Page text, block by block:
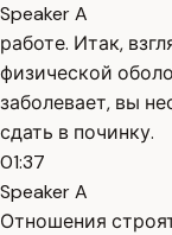
Speaker A
работе. Итак,
физической
заболевает, вы
сдать в починку.
01:37
Speaker A
Отношения